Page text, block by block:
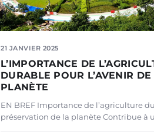
21 JANVIER 2025
L’IMPORTANCE DE
DURABLE POUR L’AVENIR DE
PLANÈTE
EN BREF Importance de l’agriculture
préservation de la planète Contribue à